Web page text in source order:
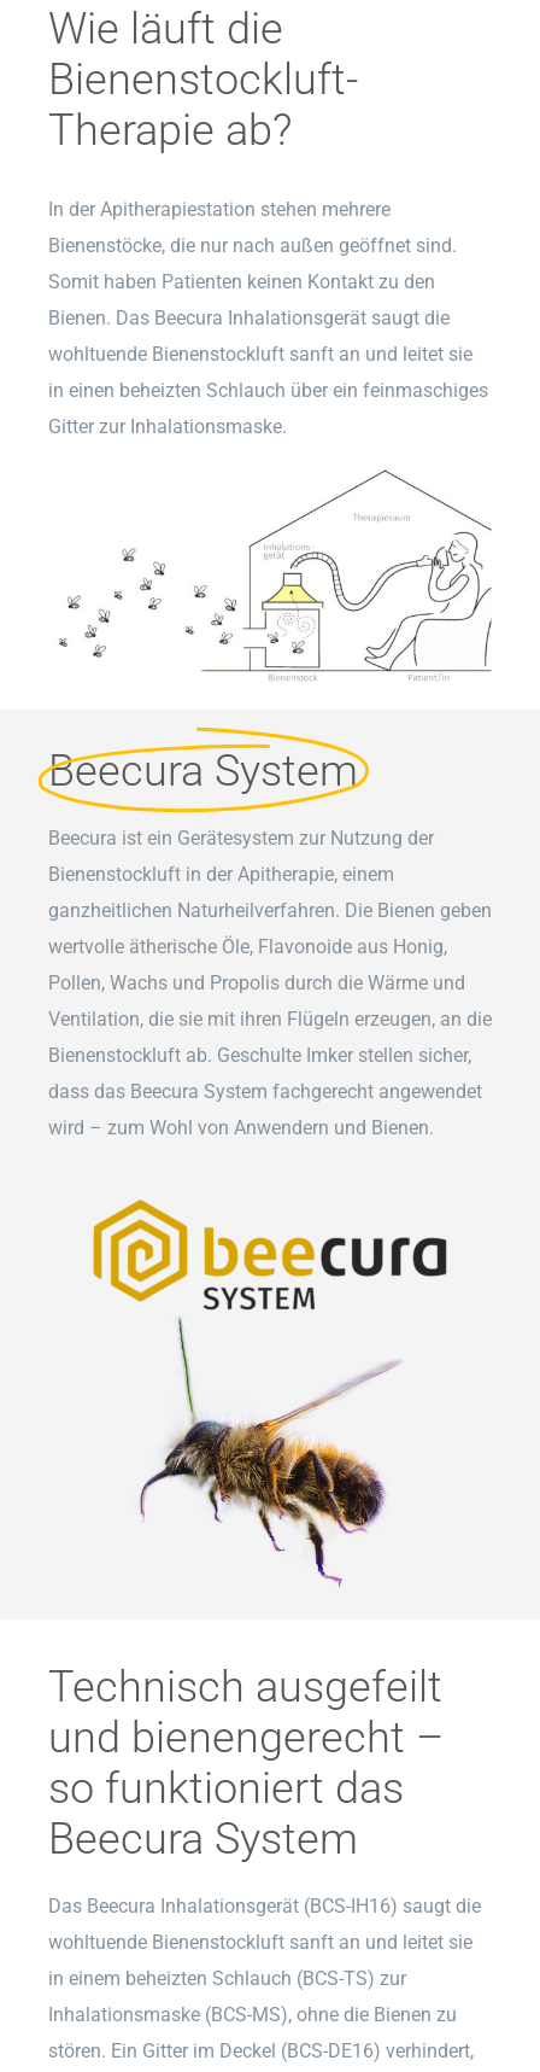
Wie läuft die
Bienenstockluft-
Therapie ab?
In der Apitherapiestation stehen mehrere
Bienenstöcke, die nur nach außen geöffnet sind.
Somit haben Patienten keinen Kontakt zu den
Bienen. Das Beecura Inhalationsgerät saugt die
wohltuende Bienenstockluft sanft an und leitet sie
in einen beheizten Schlauch über ein feinmaschiges
Gitter zur Inhalationsmaske.
Beecura System
Beecura ist ein Gerätesystem zur Nutzung der
Bienenstockluft in der Apitherapie, einem
ganzheitlichen Naturheilverfahren. Die Bienen geben
wertvolle ätherische Öle, Flavonoide aus Honig,
Pollen, Wachs und Propolis durch die Wärme und
Ventilation, die sie mit ihren Flügeln erzeugen, an die
Bienenstockluft ab. Geschulte Imker stellen sicher,
dass das Beecura System fachgerecht angewendet
wird – zum Wohl von Anwendern und Bienen.
Technisch ausgefeilt
und bienengerecht –
so funktioniert das
Beecura System
Das Beecura Inhalationsgerät (BCS-IH16) saugt die
wohltuende Bienenstockluft sanft an und leitet sie
in einem beheizten Schlauch (BCS-TS) zur
Inhalationsmaske (BCS-MS), ohne die Bienen zu
stören. Ein Gitter im Deckel (BCS-DE16) verhindert,